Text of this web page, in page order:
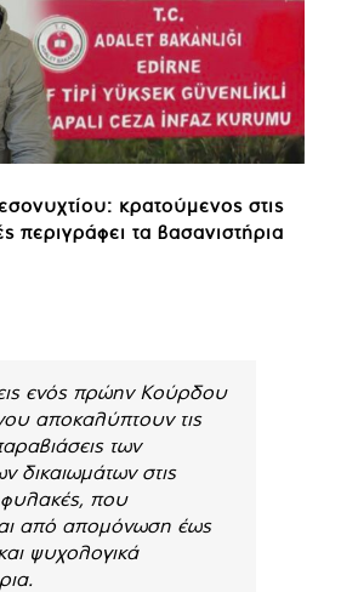
κρατούμενος στις
περιγράφει τα βασανιστήρια
ενός πρώην Κούρδου
αποκαλύπτουν τις
των
δικαιωμάτων στις
φυλακές, που
από απομόνωση έως
ψυχολογικά